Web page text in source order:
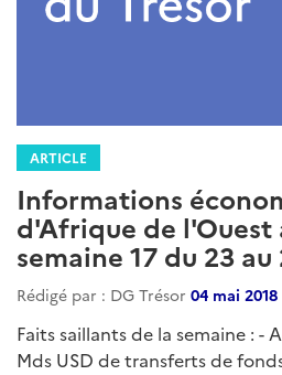
ARTICLE
Informations
d'Afrique de l'Ouest
semaine 17 du 23
Rédigé par : DG Trésor 04 mai 2018
Faits saillants de la semaine : -
Mds USD de transferts de